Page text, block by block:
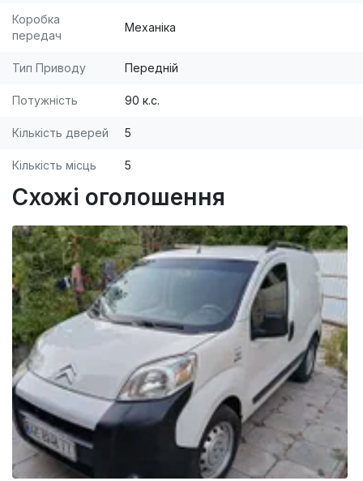
Коробка
передач
Механіка
Тип Приводу Передній
Потужність 90 к.с.
Кількість дверей 5
Кількість місць 5
Схожі оголошення